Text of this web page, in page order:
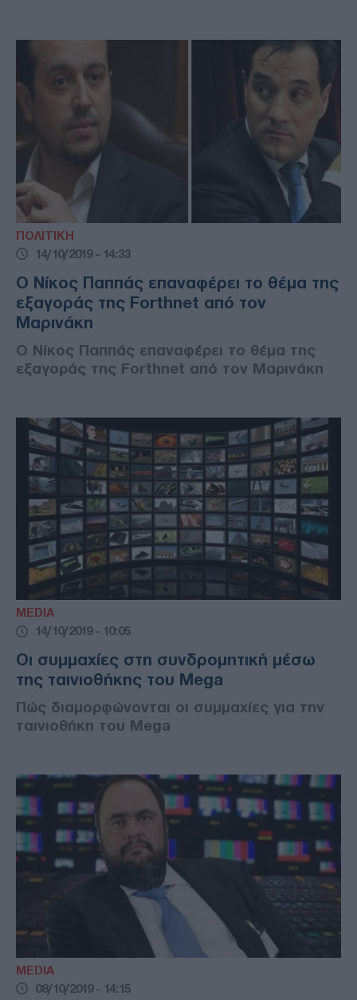
ΠΟΛΙΤΙΚΗ
14/10/2019 - 14:33
Ο Νίκος Παππάς επαναφέρει το θέμα της
εξαγοράς της Forthnet από τον
Μαρινάκη
Ο Νίκος Παππάς επαναφέρει το θέμα της
εξαγοράς της Forthnet από τον Μαρινάκη
MEDIA
14/10/2019 - 10:05
Οι συμμαχίες στη συνδρομητική μέσω
της ταινιοθήκης του Mega
Πώς διαμορφώνονται οι συμμαχίες για την
ταινιοθήκη του Mega
MEDIA
08/10/2019 - 14:15